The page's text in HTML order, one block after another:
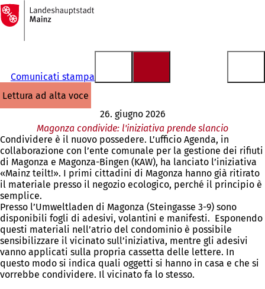
Vai al contenuto
Alla
pagina
iniziale
Comunicati stampa
lettura ad alta voce
26. giugno 2026
Magonza condivide: l'iniziativa prende slancio
Condividere è il nuovo possedere. L’ufficio Agenda, in
collaborazione con l’ente comunale per la gestione dei rifiuti
di Magonza e Magonza-Bingen (KAW), ha lanciato l’iniziativa
«Mainz teilt!». I primi cittadini di Magonza hanno già ritirato
il materiale presso il negozio ecologico, perché il principio è
semplice.
Presso l’Umweltladen di Magonza (Steingasse 3-9) sono
disponibili fogli di adesivi, volantini e manifesti. Esponendo
questi materiali nell’atrio del condominio è possibile
sensibilizzare il vicinato sull’iniziativa, mentre gli adesivi
vanno applicati sulla propria cassetta delle lettere. In
questo modo si indica quali oggetti si hanno in casa e che si
vorrebbe condividere. Il vicinato fa lo stesso.